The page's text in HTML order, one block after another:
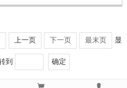
上一页 下一页 最末页 显
到